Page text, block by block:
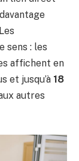
sens : les
affichent en
et jusqu’à 18
autres